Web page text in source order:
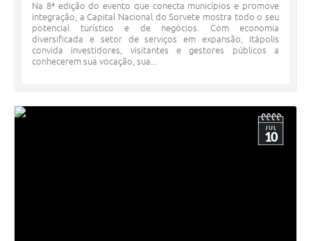
Na 8ª edição do evento que conecta municípios e promove
integração, a Capital Nacional do Sorvete mostra todo o seu
potencial turístico e de negócios. Com economia
diversificada e setor de serviços em expansão, Itápolis
convida investidores, visitantes e gestores públicos a
conhecerem sua vocação, sua...
JUL
10